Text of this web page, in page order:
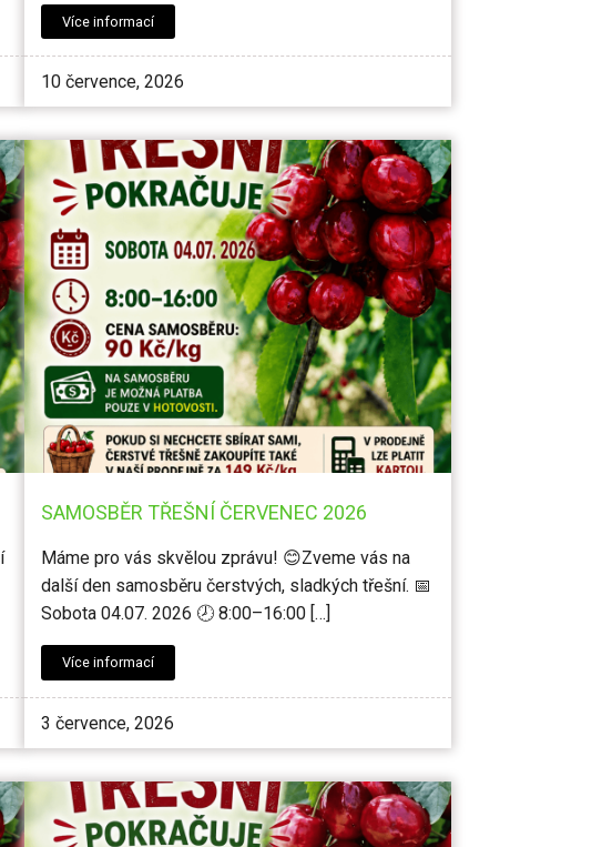
Více informací
10 července, 2026
SAMOSBĚR TŘEŠNÍ ČERVENEC 2026
Máme pro vás skvělou zprávu! 😊Zveme vás na
další den samosběru čerstvých, sladkých třešní. 📅
Sobota 04.07. 2026 🕗 8:00–16:00 […]
Více informací
3 července, 2026